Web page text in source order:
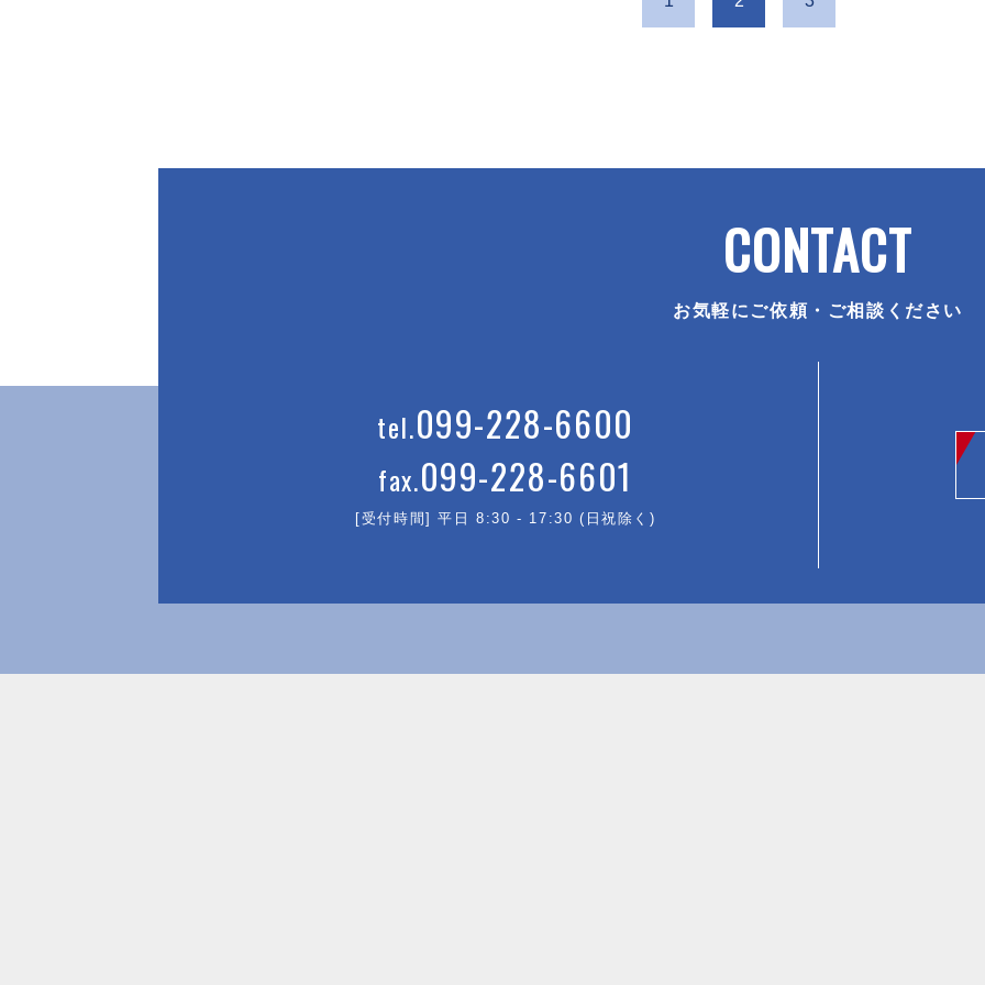
CONTACT
お気軽にご依頼・ご相談ください
099-228-6600
099-228-6601
[受付時間] 平日 8:30 - 17:30 (日祝除く)